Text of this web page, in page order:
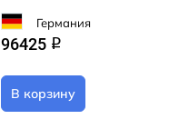
Германия
96425 q
В корзину